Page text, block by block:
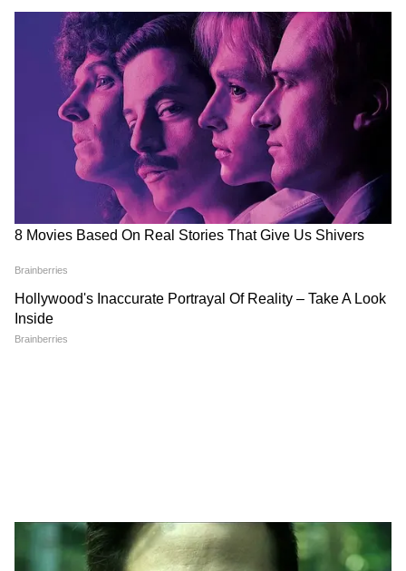
2
Image Credit :Getty
आज दिल्ली में कितना रहेगा तापमान और कैसी होगी
गर्मी?
8 मई को दिल्ली में तापमान सामान्य से ज्यादा गर्म महसूस
हो सकता है। दिन में तेज धूप और साफ आसमान की
वजह से सड़कें तपती नजर आएंगी। IMD के मुताबिक
हैं। डॉक्टर भी लोगों को ज्यादा पानी पीने, हल्के कपड़े
पहनने और धूप में कम निकलने की सलाह दे रहे हैं। आने